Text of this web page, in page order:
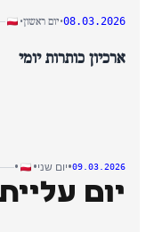
08.03.2026
•יום ראשון•
ארכיון כותרות יומי
09.03.2026
•יום שני•
•
יום